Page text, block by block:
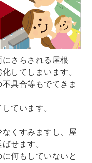
さらされる屋根
してしまいます。
具合等もでてきま
ています。
くすみますし、屋
せます。
何もしていないと